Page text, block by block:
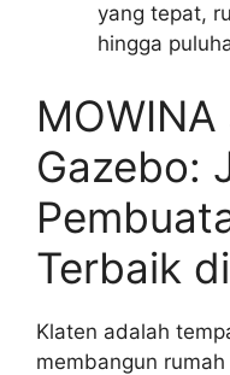
yang tepat,
hingga
Gazebo:
Terbaik
Klaten adalah
membangun